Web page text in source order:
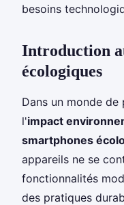
besoins
Introduction
écologiques
Dans un monde
l'impact
smartphones
appareils ne se
fonctionnalités
des pratiques